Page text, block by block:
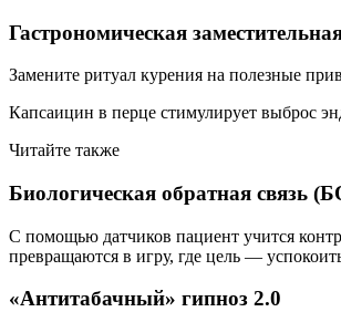
Гастрономическая
Замените ритуал курения на полезные
Капсаицин в перце стимулирует выброс
Читайте также
Биологическая обратная связь
С помощью датчиков пациент учится
превращаются в игру, где цель —
«Антитабачный» гипноз 2.0